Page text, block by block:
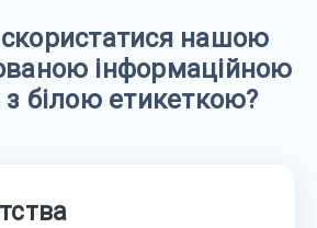
нашою
інформаційною
білою етикеткою?